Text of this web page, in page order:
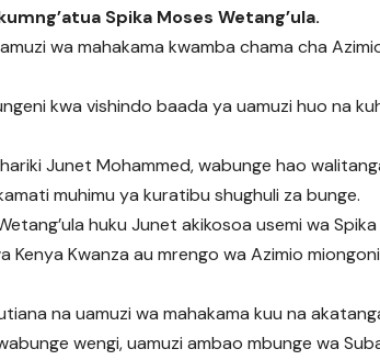
Spika Moses Wetang’ula.
wa mahakama kwamba chama cha
kwa vishindo baada ya uamuzi huo na
Junet Mohammed, wabunge hao
muhimu ya kuratibu shughuli za bunge.
huku Junet akikosoa usemi wa
Kenya Kwanza au mrengo wa Azimio
na uamuzi wa mahakama kuu na
wengi, uamuzi ambao mbunge wa